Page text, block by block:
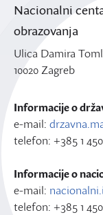
Nacionalni
obrazovanja
Ulica Damira
10020 Zagreb
Informacije o
e-mail:
telefon: +385 1
Informacije o
e-mail:
telefon: +385 1